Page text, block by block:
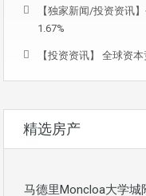
【独家新闻/投资资讯
1.67%
【投资资讯】 全球资
精选房产
马德里Moncloa大学城